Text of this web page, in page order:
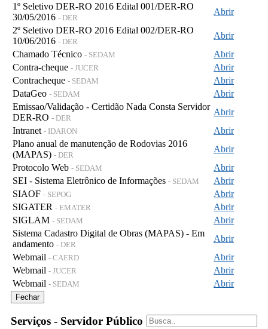
1º Seletivo DER-RO 2016 Edital 001/DER-RO
30/05/2016 - DER
Abrir
2º Seletivo DER-RO 2016 Edital 002/DER-RO
10/06/2016 - DER
Abrir
Chamado Técnico - SEDAM
Abrir
Contra-cheque - JUCER
Abrir
Contracheque - SEDAM
Abrir
DataGeo - SEDAM
Abrir
Emissao/Validação - Certidão Nada Consta Servidor
DER-RO - DER
Abrir
Intranet - IDARON
Abrir
Plano anual de manutenção de Rodovias 2016
(MAPAS) - DER
Abrir
Protocolo Web - SEDAM
Abrir
SEI - Sistema Eletrônico de Informações - SEDAM
Abrir
SIAOF - SEPOG
Abrir
SIGATER - EMATER
Abrir
SIGLAM - SEDAM
Abrir
Sistema Cadastro Digital de Obras (MAPAS) - Em
andamento - DER
Abrir
Webmail - CAERD
Abrir
Webmail - JUCER
Abrir
Webmail - SEDAM Abrir
Fechar
Serviços - Servidor Público